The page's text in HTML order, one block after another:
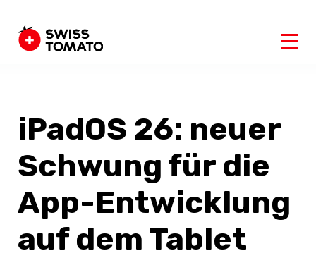
iPadOS 26: neuer
Schwung für die
App-Entwicklung
auf dem Tablet